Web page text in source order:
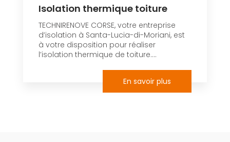
Isolation thermique toiture
TECHNIRENOVE CORSE, votre entreprise
d’isolation à Santa-Lucia-di-Moriani, est
à votre disposition pour réaliser
l’isolation thermique de toiture....
En savoir plus